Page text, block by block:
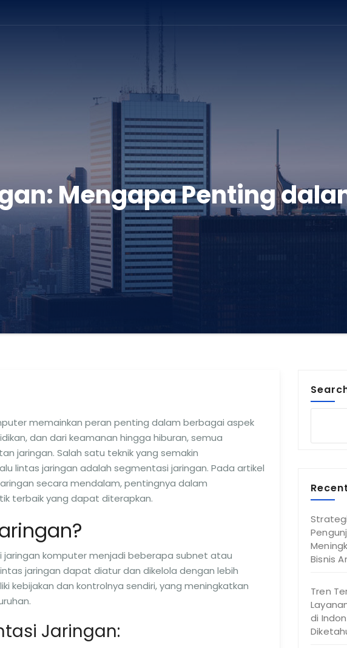
Mengapa Penting
memainkan peran penting dalam berbagai aspek
dan dari keamanan hingga hiburan, semua
jaringan. Salah satu teknik yang semakin
lintas jaringan adalah segmentasi jaringan. Pada artikel
secara mendalam, pentingnya dalam
terbaik yang dapat diterapkan.
komputer menjadi beberapa subnet atau
jaringan dapat diatur dan dikelola dengan lebih
kebijakan dan kontrolnya sendiri, yang meningkatkan
Jaringan:
Bisnis
Tren
di